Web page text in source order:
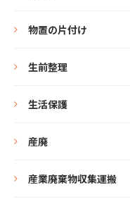
物置の片付け
生前整理
生活保護
産廃
産業廃棄物収集運搬